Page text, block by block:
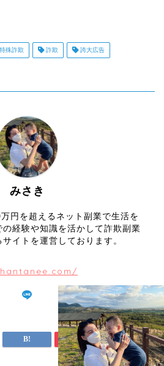
殊詐欺 詐欺 誇大広告
みさき
円を超えるネット副業で生活を
の経験や知識を活かして詐欺副業
イトを運営しております。